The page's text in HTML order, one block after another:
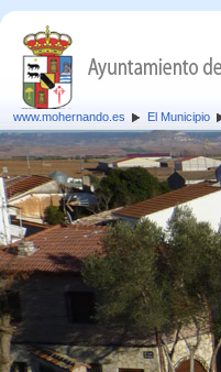
www.mohernando.es El Municipio